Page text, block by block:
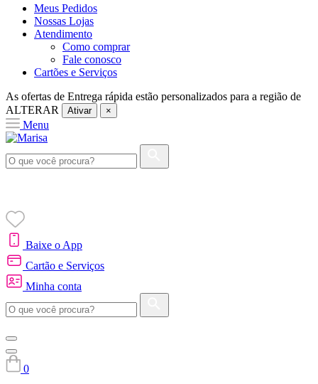
Meus Pedidos
Nossas Lojas
Atendimento
Como comprar
Fale conosco
Cartões e Serviços
As ofertas de Entrega rápida estão personalizados para a região de
ALTERAR
Ativar ×
Menu
Baixe o App
Cartão e Serviços
Minha conta
0